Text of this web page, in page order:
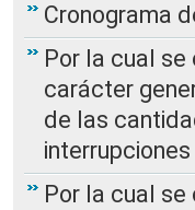
Cronograma
Por la cual
carácter
de las
Por la cual